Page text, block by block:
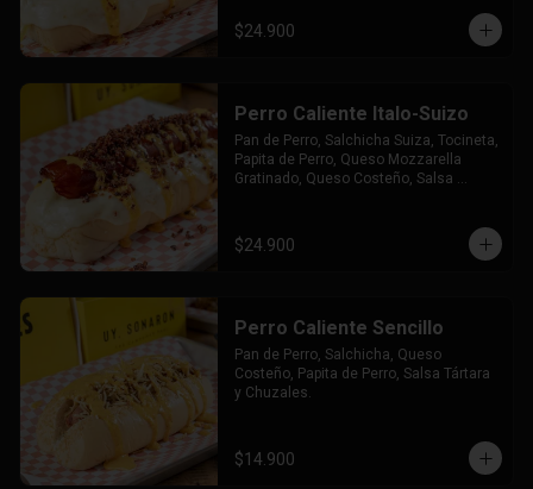
$24.900
Perro Caliente Italo-Suizo
Pan de Perro, Salchicha Suiza, Tocineta,
Papita de Perro, Queso Mozzarella
Gratinado, Queso Costeño, Salsa
$24.900
Perro Caliente Sencillo
Pan de Perro, Salchicha, Queso
Costeño, Papita de Perro, Salsa Tártara
y Chuzales.
$14.900